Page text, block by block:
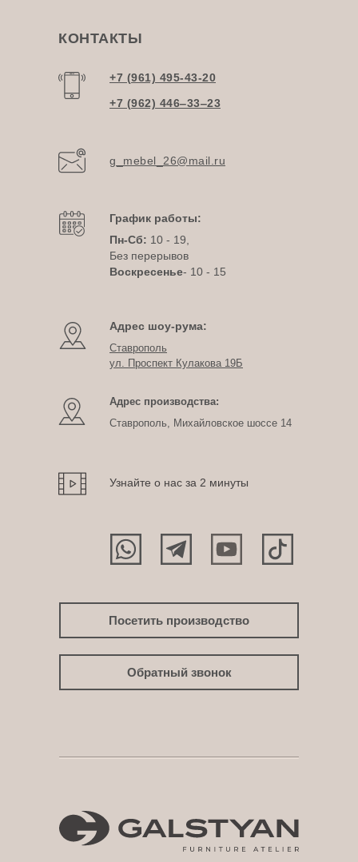
Узнайте о нас за 2 минуты
Посетить производство
Обратный звонок
+7 (962) 446‒33‒23
g_mebel_26@mail.ru
+7 (961) 495-43-20
График работы:
Пн-Сб: 10 - 19,
Без перерывов
Воскресенье- 10 - 15
Адрес шоу-рума:
Ставрополь
ул. Проспект Кулакова 19Б
Ставрополь, Михайловское шоссе 14
Адрес производства:
КОНТАКТЫ